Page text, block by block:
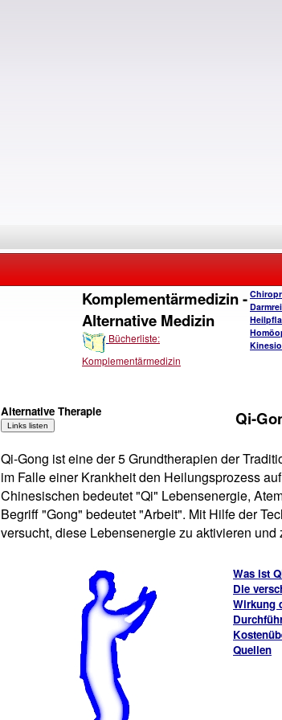
Komplementärmedizin -
Alternative Medizin
Bücherliste:
Komplementärmedizin
Alternative Therapie Qi-
Qi-Gong ist eine der 5 Grundtherapien der
im Falle einer Krankheit den Heilungsprozess
Chinesischen bedeutet "Qi" Lebensenergie,
Begriff "Gong" bedeutet "Arbeit". Mit Hilfe der
versucht, diese Lebensenergie zu aktivieren und
Was ist
Die
Wirkung
Quellen